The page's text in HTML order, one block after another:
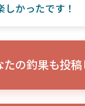
かったです！
の釣果も投稿